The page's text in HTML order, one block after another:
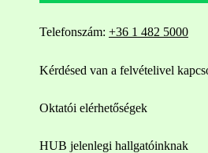
Telefonszám: +36 1 482 5000
Kérdésed van a felvételivel
Oktatói elérhetőségek
HUB jelenlegi hallgatóinknak